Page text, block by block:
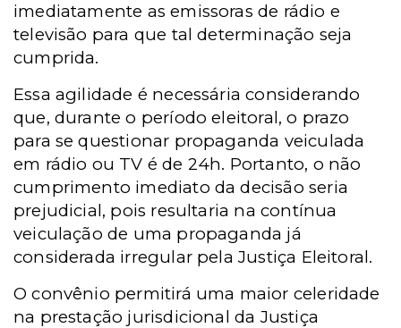
imediatamente as emissoras de rádio e
televisão para que tal determinação seja
cumprida.
Essa agilidade é necessária considerando
que, durante o período eleitoral, o prazo
para se questionar propaganda veiculada
em rádio ou TV é de 24h. Portanto, o não
cumprimento imediato da decisão seria
prejudicial, pois resultaria na contínua
veiculação de uma propaganda já
considerada irregular pela Justiça Eleitoral.
O convênio permitirá uma maior celeridade
na prestação jurisdicional da Justiça